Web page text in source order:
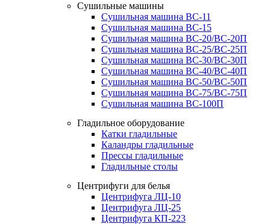
Сушильные машины
Сушильная машина ВС-11
Сушильная машина ВС-15
Сушильная машина ВС-20/ВС-20П
Сушильная машина ВС-25/ВС-25П
Сушильная машина ВС-30/ВС-30П
Сушильная машина ВС-40/ВС-40П
Сушильная машина ВС-50/ВС-50П
Сушильная машина ВС-75/ВС-75П
Сушильная машина ВС-100П
Гладильное оборудование
Катки гладильные
Каландры гладильные
Прессы гладильные
Гладильные столы
Центрифуги для белья
Центрифуга ЛЦ-10
Центрифуга ЛЦ-25
Центрифуга КП-223